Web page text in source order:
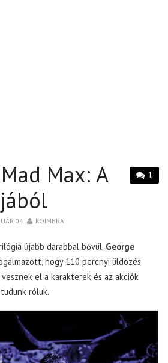
1
Max: A
04. KOIMBRA
újabb darabbal bővül. George
hogy 110 percnyi üldözés
el a karakterek és az akciók
róluk.